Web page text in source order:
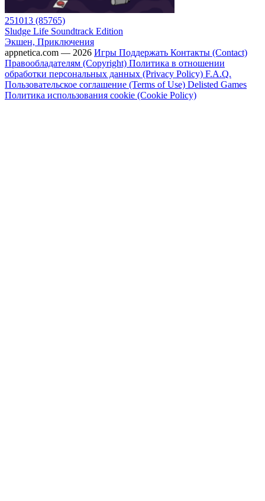
251013 (85765)
Sludge Life Soundtrack Edition
Экшен, Приключения
appnetica.com — 2026 Игры Поддержать Контакты (Contact)
Правообладателям (Copyright) Политика в отношении
обработки персональных данных (Privacy Policy) F.A.Q.
Пользовательское соглашение (Terms of Use) Delisted Games
Политика использования cookie (Cookie Policy)